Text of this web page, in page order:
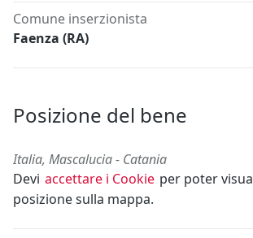
Comune inserzionista
Faenza (RA)
Posizione del bene
Italia, Mascalucia - Catania
Devi accettare i Cookie per poter
posizione sulla mappa.